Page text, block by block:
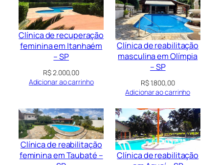
Clínica de recuperação
feminina em Itanhaém
– SP
R$2.000,00
Adicionar ao carrinho
Clínica de reabilitação
masculina em Olímpia
– SP
R$1.800,00
Adicionar ao carrinho
Clínica de reabilitação
feminina em Taubaté –
Clínica de reabilitação